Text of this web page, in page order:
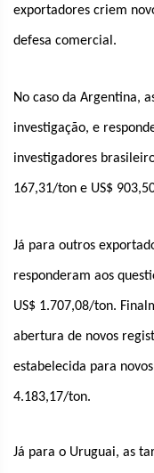
exportadores criem
defesa comercial.
No caso da Argentina,
investigação, e
investigadores
167,31/ton e US$
Já para outros
responderam aos
US$ 1.707,08/ton.
abertura de novos
estabelecida para
4.183,17/ton.
Já para o Uruguai, as